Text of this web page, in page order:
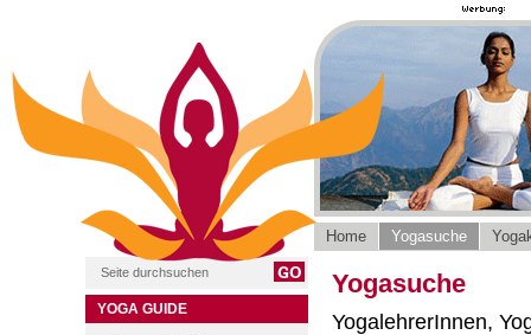
YOGA GUIDE
Home Yogasuche
Yogasuche
YogalehrerInnen,